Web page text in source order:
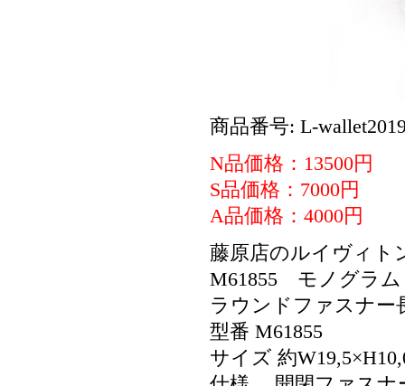
商品番号: L-
N品価格：13500円
S品価格：7000円
A品価格：4000円
藤原店のルイヴィ
M61855 モノグラ
ラウンドファスナ
型番 M61855
サイズ 約